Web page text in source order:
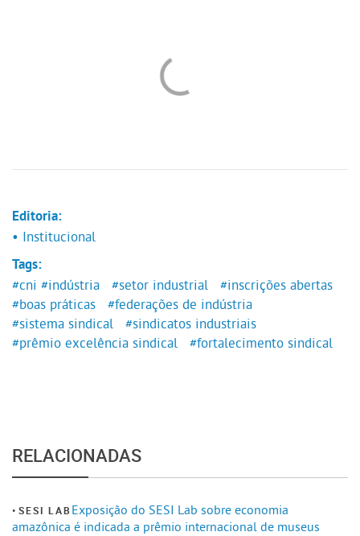
Editoria:
• Institucional
Tags:
#cni #indústria #setor industrial
#inscrições abertas
#boas práticas
#federações de indústria
#sistema sindical
#sindicatos industriais
#prêmio excelência sindical
#fortalecimento sindical
RELACIONADAS
SESI LAB Exposição do SESI Lab sobre economia
amazônica é indicada a prêmio internacional de museus